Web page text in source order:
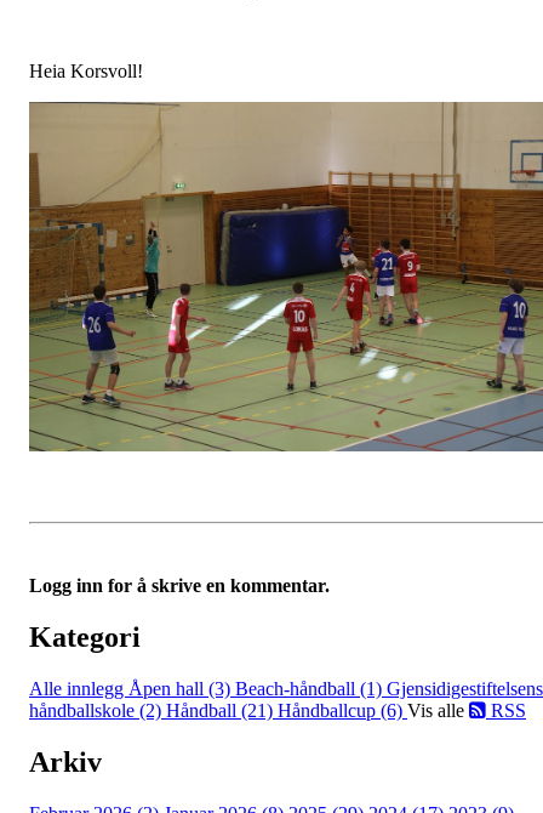
Heia Korsvoll!
Logg inn for å skrive en kommentar.
Kategori
Alle innlegg Åpen hall (3) Beach-håndball (1) Gjensidigestiftelsens
håndballskole (2) Håndball (21) Håndballcup (6) Vis alle RSS
Arkiv